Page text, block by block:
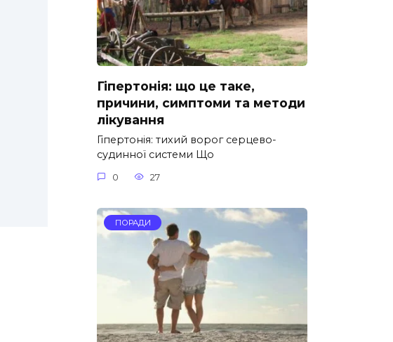
Гіпертонія: що це таке,
причини, симптоми та методи
лікування
Гіпертонія: тихий ворог серцево-
судинної системи Що
0 27
ПОРАДИ